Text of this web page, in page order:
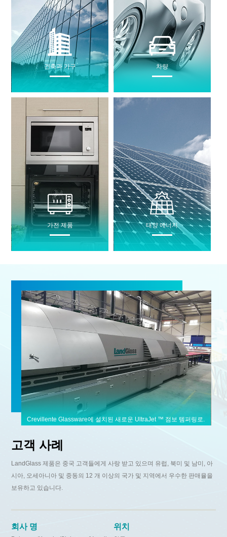
건축과 가구 차량
가전 ​​제품 태양 에너지
Crevillente Glassware에 설치된 새로운 UltraJet ™ 점보 템퍼링로.
고객 사례
LandGlass 제품은 중국 고객들에게 사랑 받고 있으며 유럽, 북미 및 남미, 아
시아, 오세아니아 및 중동의 12 개 이상의 국가 및 지역에서 우수한 판매율을
보유하고 있습니다.
회사 명 위치